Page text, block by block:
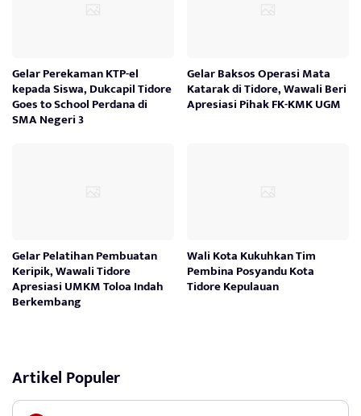
Gelar Perekaman KTP-el
kepada Siswa, Dukcapil Tidore
Goes to School Perdana di
SMA Negeri 3
Gelar Baksos Operasi Mata
Katarak di Tidore, Wawali Beri
Apresiasi Pihak FK-KMK UGM
Gelar Pelatihan Pembuatan
Keripik, Wawali Tidore
Apresiasi UMKM Toloa Indah
Berkembang
Wali Kota Kukuhkan Tim
Pembina Posyandu Kota
Tidore Kepulauan
Artikel Populer